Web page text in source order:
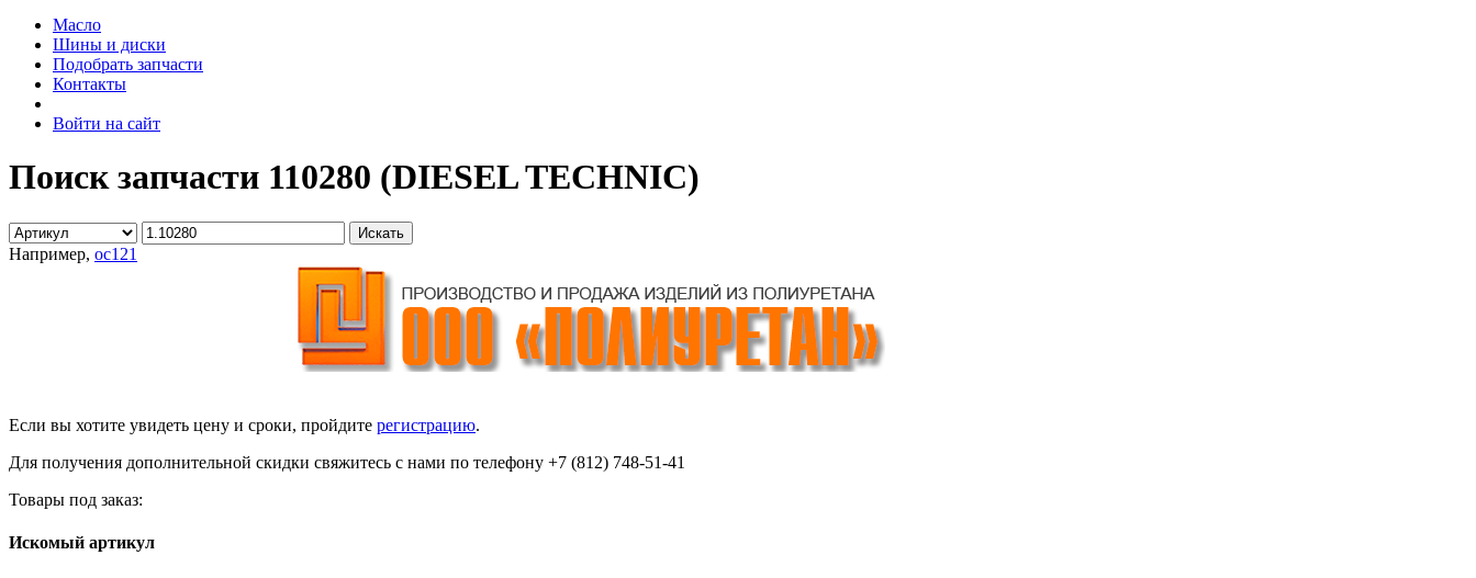
Масло
Шины и диски
Подобрать запчасти
Контакты
Войти на сайт
Поиск запчасти 110280 (DIESEL TECHNIC)
Например, oc121
Если вы хотите увидеть цену и сроки, пройдите регистрацию.
Для получения дополнительной скидки свяжитесь с нами по телефону +7 (812) 748-51-41
Товары под заказ:
Искомый артикул